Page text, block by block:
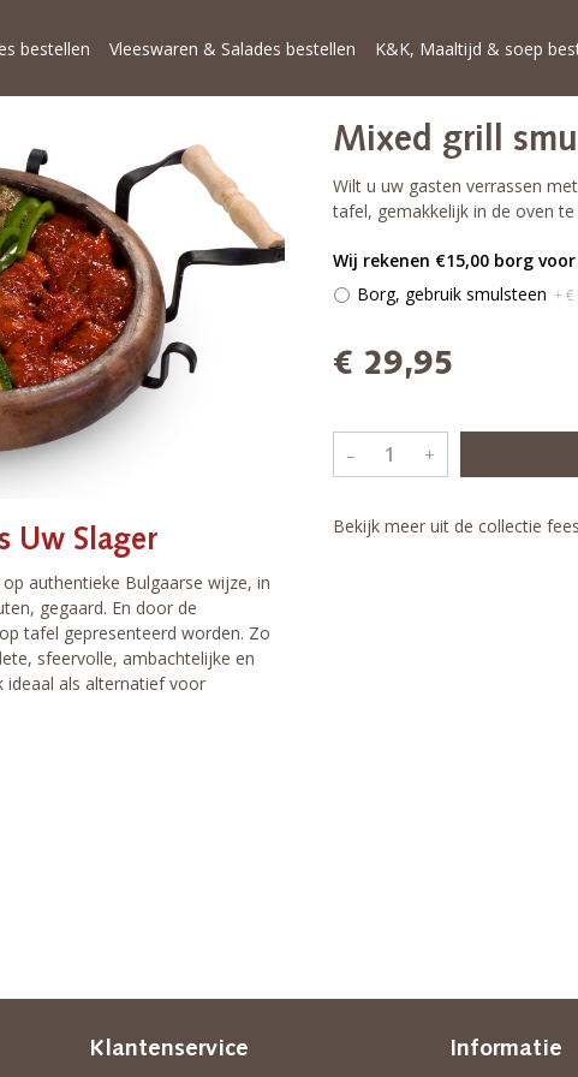
bestellen Vleeswaren & Salades bestellen K&K, Maaltijd & soep
Uw Slager
authentieke Bulgaarse wijze, in
gegaard. En door de
tafel gepresenteerd worden. Zo
sfeervolle, ambachtelijke en
ideaal als alternatief voor
Mixed grill
Wilt u uw gasten verrassen
tafel, gemakkelijk in de oven te
Wij rekenen €15,00 borg
Borg, gebruik smulsteen +
€ 29,95
– +
Bekijk meer uit de collectie
Klantenservice Informatie